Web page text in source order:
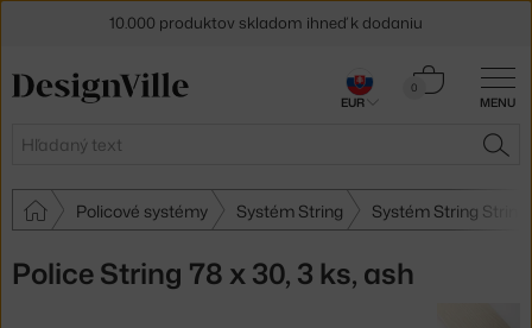
MENU
Hľadať
0
Košík
Policové systémy Systém String Systém String String
Police String 78 x 30, 3 ks, ash
10.000 produktov skladom ihneď k dodaniu
30 dní na vrátenie tovaru
EUR